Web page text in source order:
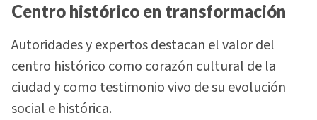
Centro histórico en transformación
Autoridades y expertos destacan el valor del
centro histórico como corazón cultural de la
ciudad y como testimonio vivo de su evolución
social e histórica.